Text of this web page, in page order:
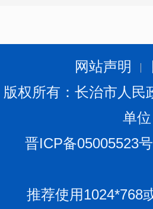
网站声明
版权所有：长治市人
单
晋ICP备05005523号
推荐使用1024*768